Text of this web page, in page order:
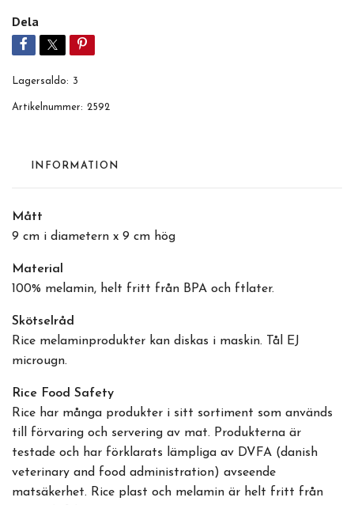
Dela
Lagersaldo: 3
Artikelnummer: 2592
INFORMATION
Mått
9 cm i diametern x 9 cm hög
Material
100% melamin, helt fritt från BPA och ftlater.
Skötselråd
Rice melaminprodukter kan diskas i maskin. Tål EJ
microugn.
Rice Food Safety
Rice har många produkter i sitt sortiment som används
till förvaring och servering av mat. Produkterna är
testade och har förklarats lämpliga av DVFA (danish
veterinary and food administration) avseende
matsäkerhet. Rice plast och melamin är helt fritt från